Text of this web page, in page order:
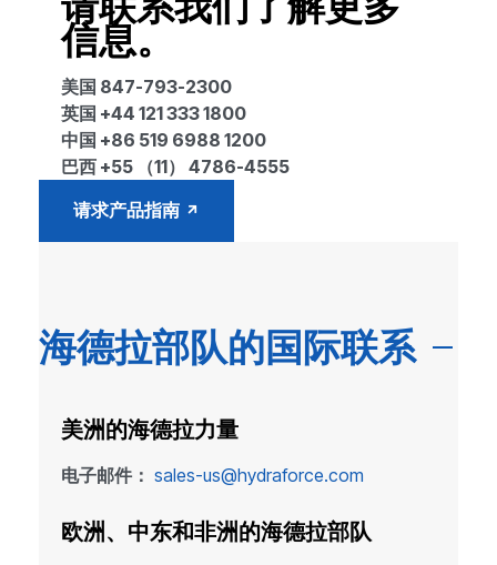
信息。
美国 847-793-2300
英国 +44 121 333 1800
中国 +86 519 6988 1200
巴西 +55 （11） 4786-4555
请求产品指南
海德拉部队的国际联系
美洲的海德拉力量
电子邮件： sales-us@hydraforce.com
欧洲、中东和非洲的海德拉部队